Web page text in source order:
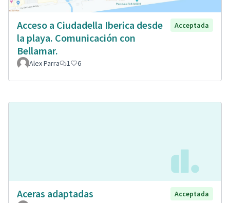
Acceso a Ciudadella Iberica desde
la playa. Comunicación con
Bellamar.
Acceptada
Alex Parra 1 6
Aceras adaptadas
Acceptada